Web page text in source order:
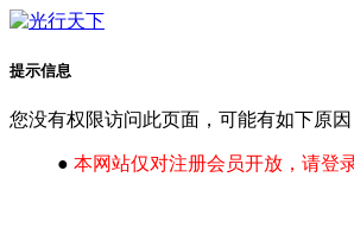
提示信息
您没有权限访问此页面，可能有如下原因
● 本网站仅对注册会员开放，请登